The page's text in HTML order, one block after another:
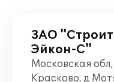
ЗАО
Эйкон-С"
Московская
Красково, д